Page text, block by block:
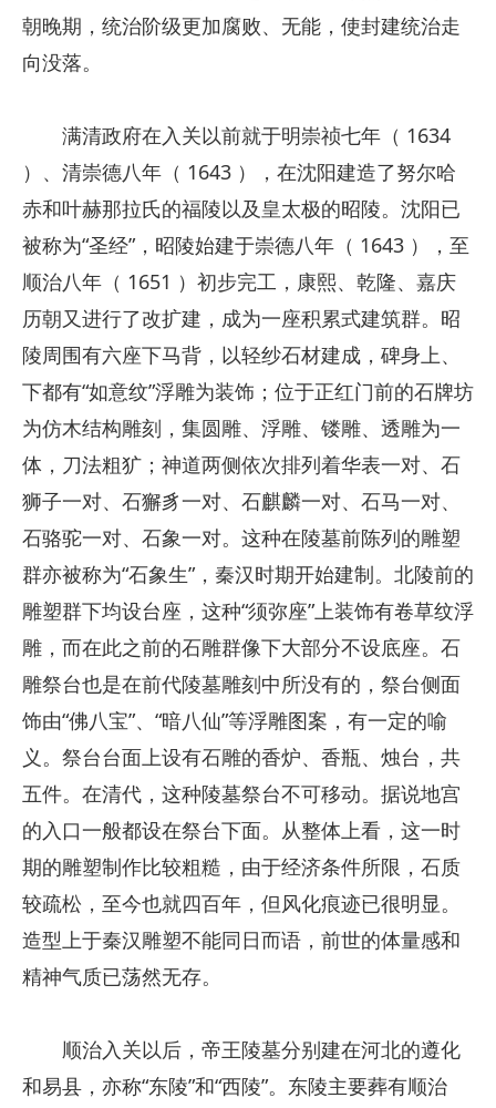
朝晚期，统治阶级更加腐败、无能，使封建统治走
向没落。
满清政府在入关以前就于明崇祯七年（ 1634
）、清崇德八年（ 1643 ），在沈阳建造了努尔哈
赤和叶赫那拉氏的福陵以及皇太极的昭陵。沈阳已
被称为“圣经”，昭陵始建于崇德八年（ 1643 ），至
顺治八年（ 1651 ）初步完工，康熙、乾隆、嘉庆
历朝又进行了改扩建，成为一座积累式建筑群。昭
陵周围有六座下马背，以轻纱石材建成，碑身上、
下都有“如意纹”浮雕为装饰；位于正红门前的石牌坊
为仿木结构雕刻，集圆雕、浮雕、镂雕、透雕为一
体，刀法粗犷；神道两侧依次排列着华表一对、石
狮子一对、石獬豸一对、石麒麟一对、石马一对、
石骆驼一对、石象一对。这种在陵墓前陈列的雕塑
群亦被称为“石象生”，秦汉时期开始建制。北陵前的
雕塑群下均设台座，这种“须弥座”上装饰有卷草纹浮
雕，而在此之前的石雕群像下大部分不设底座。石
雕祭台也是在前代陵墓雕刻中所没有的，祭台侧面
饰由“佛八宝”、“暗八仙”等浮雕图案，有一定的喻
义。祭台台面上设有石雕的香炉、香瓶、烛台，共
五件。在清代，这种陵墓祭台不可移动。据说地宫
的入口一般都设在祭台下面。从整体上看，这一时
期的雕塑制作比较粗糙，由于经济条件所限，石质
较疏松，至今也就四百年，但风化痕迹已很明显。
造型上于秦汉雕塑不能同日而语，前世的体量感和
精神气质已荡然无存。
顺治入关以后，帝王陵墓分别建在河北的遵化
和易县，亦称“东陵”和“西陵”。东陵主要葬有顺治